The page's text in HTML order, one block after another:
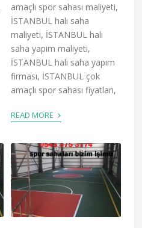
amaçlı spor sahası maliyeti,
İSTANBUL halı saha
maliyeti, İSTANBUL halı
saha yapım maliyeti,
İSTANBUL halı saha yapım
firması, İSTANBUL çok
amaçlı spor sahası fiyatları,
READ MORE ›